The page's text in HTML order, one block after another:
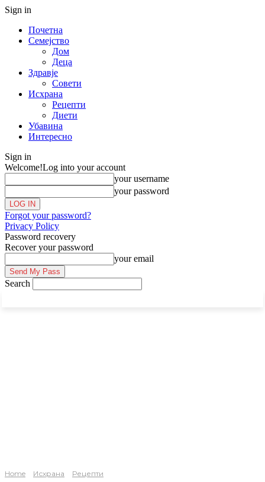
Sign in
Почетна
Семејство
Дом
Деца
Здравје
Совети
Исхрана
Рецепти
Диети
Убавина
Интересно
Sign in
Welcome!Log into your account
your username
your password
Forgot your password?
Privacy Policy
Password recovery
Recover your password
your email
Search
Home Исхрана Рецепти